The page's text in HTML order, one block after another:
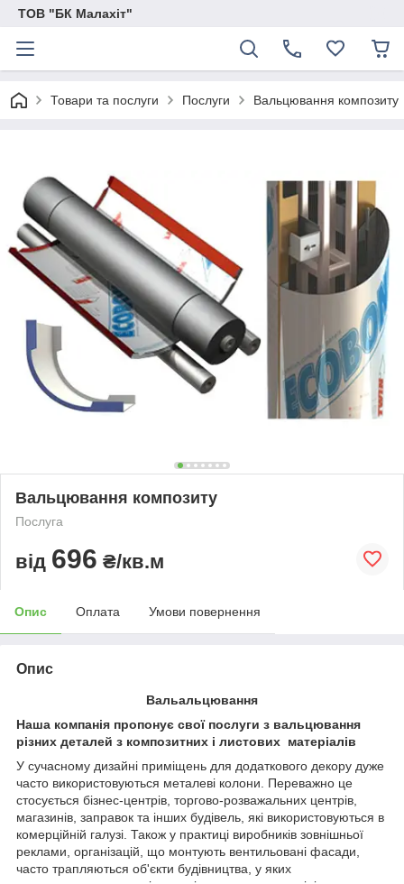
ТОВ "БК Малахіт"
Товари та послуги Послуги Вальцювання композиту
Вальцювання композиту
Послуга
від 696 ₴/кв.м
Опис Оплата Умови повернення
Опис
Вальальцювання
Наша компанія пропонує свої послуги з вальцювання
різних деталей з композитних і листових матеріалів
У сучасному дизайні приміщень для додаткового декору дуже
часто використовуються металеві колони. Переважно це
стосується бізнес-центрів, торгово-розважальних центрів,
магазинів, заправок та інших будівель, які використовуються в
комерційній галузі. Також у практиці виробників зовнішньої
реклами, організацій, що монтують вентильовані фасади,
часто трапляються об'єкти будівництва, у яких